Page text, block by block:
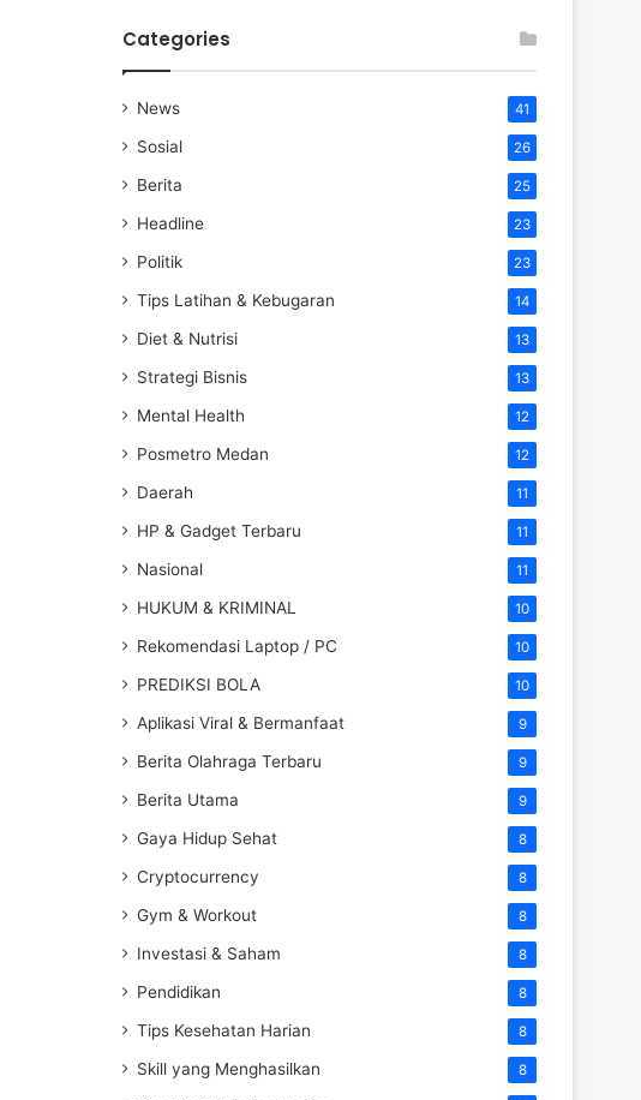
Categories
News 41
Sosial 26
Berita 25
Headline 23
Politik 23
Tips Latihan & Kebugaran 14
Diet & Nutrisi 13
Strategi Bisnis 13
Mental Health 12
Posmetro Medan 12
Daerah 11
HP & Gadget Terbaru 11
Nasional 11
HUKUM & KRIMINAL 10
Rekomendasi Laptop / PC 10
PREDIKSI BOLA 10
Aplikasi Viral & Bermanfaat 9
Berita Olahraga Terbaru 9
Berita Utama 9
Gaya Hidup Sehat 8
Cryptocurrency 8
Gym & Workout 8
Investasi & Saham 8
Pendidikan 8
Tips Kesehatan Harian 8
Skill yang Menghasilkan 8